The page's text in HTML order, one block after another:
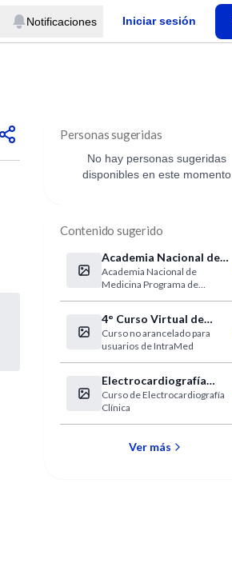
Notificaciones Iniciar sesión
Personas sugeridas
No hay personas sugeridas
disponibles en este momento
Contenido sugerido
Academia Nacional de
Medicina Programa de
Actividades
Academia Nacional de
Medicina Programa de
4° Curso Virtual de
Actualización de
Infecciones Adultos
Curso no arancelado para
usuarios de IntraMed
Electrocardiografía
Clínica
Curso de Electrocardiografía
Clínica
Ver más